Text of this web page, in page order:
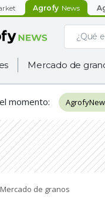
Agrofy News
Mercado de
momento:
Mercado de granos